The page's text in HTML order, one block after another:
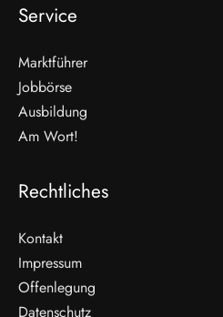
WEITERLESEN
Service
Marktführer
Jobbörse
Ausbildung
Am Wort!
Rechtliches
Kontakt
Impressum
Offenlegung
Datenschutz